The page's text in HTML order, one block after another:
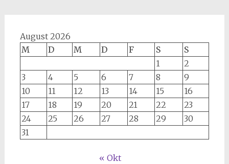
August 2026
M
D M D F S
S
1
2
3
4 5 6 7 8
9
10
11 12 13 14 15
16
17
18 19 20 21 22
23
24
25 26 27 28 29
30
31
« Okt